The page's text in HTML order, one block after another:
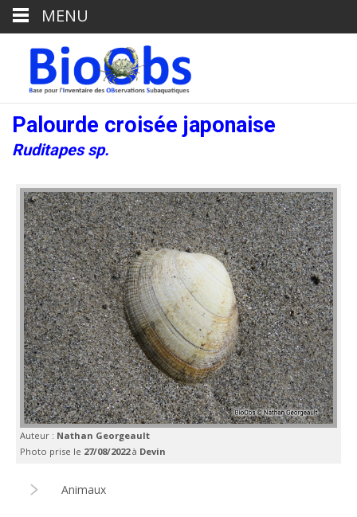
Palourde croisée japonaise
Ruditapes sp.
Auteur : Nathan Georgeault
Photo prise le 27/08/2022à Devin
Animaux
MENU